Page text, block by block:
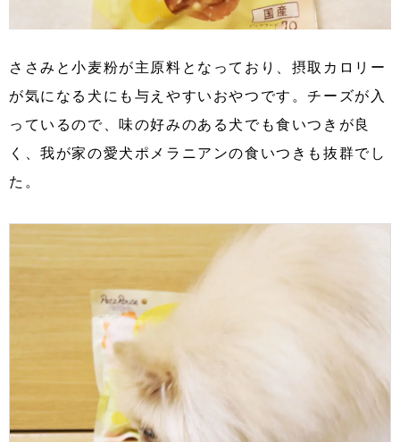
ささみと小麦粉が主原料となっており、摂取カロリー
が気になる犬にも与えやすいおやつです。チーズが入
っているので、味の好みのある犬でも食いつきが良
く、我が家の愛犬ポメラニアンの食いつきも抜群でし
た。